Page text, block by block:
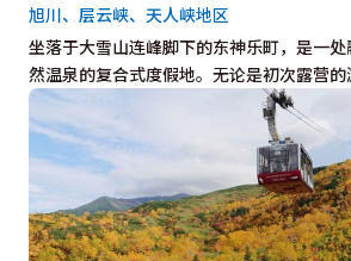
坐落于大雪山连峰脚下的东神乐町，是一
然温泉的复合式度假地。无论是初次露营
旭川、层云峡、天人峡地区